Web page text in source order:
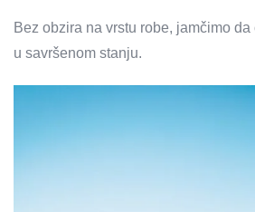
Bez obzira na vrstu robe, jamčimo
u savršenom stanju.